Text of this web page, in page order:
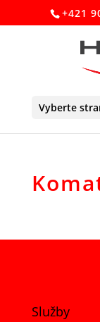
+421
Vyberte
Služby